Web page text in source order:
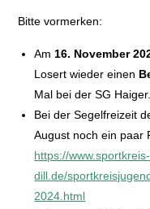
Bitte vormerken:
Am 16. November
Losert wieder einen
Mal bei der SG
Bei der Segelfreizeit
August noch ein paar
https://
dill.de/
2024.html